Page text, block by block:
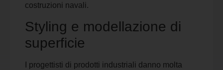
costruzioni navali.
Styling e modellazione di
superficie
I progettisti di prodotti industriali danno molta